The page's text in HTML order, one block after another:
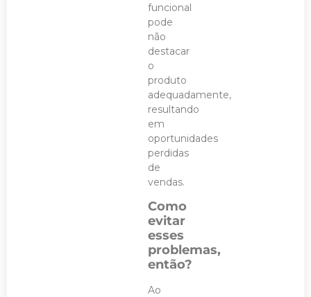
funcional
pode
não
destacar
o
produto
adequadamente,
resultando
em
oportunidades
perdidas
de
vendas.
Como
evitar
esses
problemas,
então?
Ao